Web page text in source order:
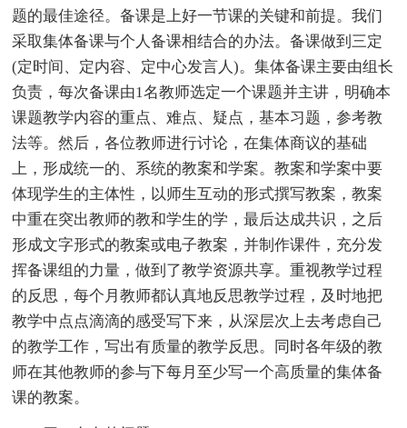
题的最佳途径。备课是上好一节课的关键和前提。我们
采取集体备课与个人备课相结合的办法。备课做到三定
(定时间、定内容、定中心发言人)。集体备课主要由组长
负责，每次备课由1名教师选定一个课题并主讲，明确本
课题教学内容的重点、难点、疑点，基本习题，参考教
法等。然后，各位教师进行讨论，在集体商议的基础
上，形成统一的、系统的教案和学案。教案和学案中要
体现学生的主体性，以师生互动的形式撰写教案，教案
中重在突出教师的教和学生的学，最后达成共识，之后
形成文字形式的教案或电子教案，并制作课件，充分发
挥备课组的力量，做到了教学资源共享。重视教学过程
的反思，每个月教师都认真地反思教学过程，及时地把
教学中点点滴滴的感受写下来，从深层次上去考虑自己
的教学工作，写出有质量的教学反思。同时各年级的教
师在其他教师的参与下每月至少写一个高质量的集体备
课的教案。